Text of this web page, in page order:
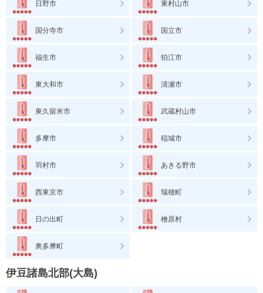
日野市 東村山市
国分寺市 国立市
福生市 狛江市
東大和市 清瀬市
東久留米市 武蔵村山市
多摩市 稲城市
羽村市 あきる野市
西東京市 瑞穂町
日の出町 檜原村
奥多摩町
伊豆諸島北部(大島)